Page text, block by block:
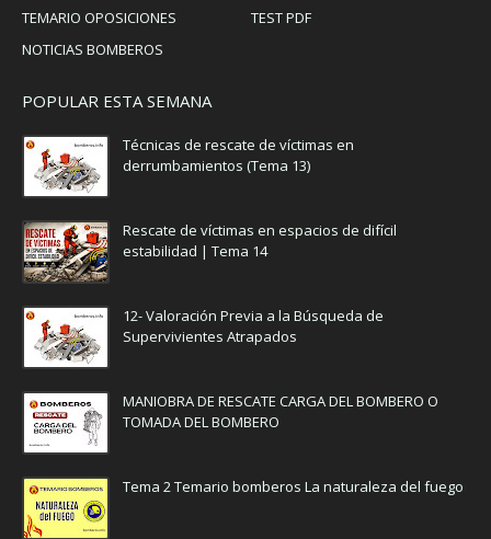
TEMARIO OPOSICIONES
TEST PDF
NOTICIAS BOMBEROS
POPULAR ESTA SEMANA
Técnicas de rescate de víctimas en
derrumbamientos (Tema 13)
Rescate de víctimas en espacios de difícil
estabilidad | Tema 14
12- Valoración Previa a la Búsqueda de
Supervivientes Atrapados
MANIOBRA DE RESCATE CARGA DEL BOMBERO O
TOMADA DEL BOMBERO
Tema 2 Temario bomberos La naturaleza del fuego